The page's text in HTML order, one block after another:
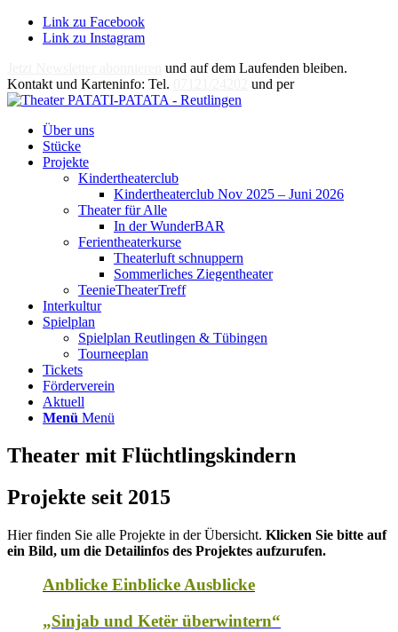
Link zu Facebook
Link zu Instagram
und auf dem Laufenden bleiben.
Kontakt und Karteninfo: Tel.
und per
Über uns
Stücke
Projekte
Kindertheaterclub
Kindertheaterclub Nov 2025 – Juni 2026
Theater für Alle
In der WunderBAR
Ferientheaterkurse
Theaterluft schnuppern
Sommerliches Ziegentheater
TeenieTheaterTreff
Interkultur
Spielplan
Spielplan Reutlingen & Tübingen
Tourneeplan
Tickets
Förderverein
Aktuell
Menü Menü
Theater mit Flüchtlingskindern
Projekte seit 2015
Hier finden Sie alle Projekte in der Übersicht. Klicken Sie bitte auf
ein Bild, um die Detailinfos des Projektes aufzurufen.
Anblicke Einblicke Ausblicke
„Sinjab und Ketër überwintern“